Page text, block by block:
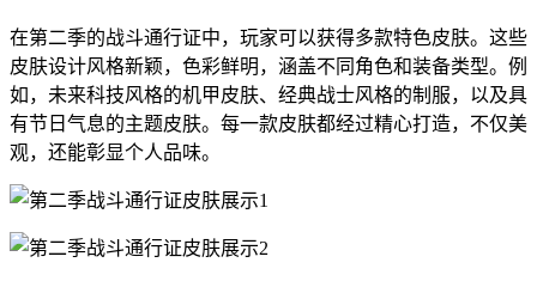
在第二季的战斗通行证中，玩家可以获得多款特色皮肤。这些
皮肤设计风格新颖，色彩鲜明，涵盖不同角色和装备类型。例
如，未来科技风格的机甲皮肤、经典战士风格的制服，以及具
有节日气息的主题皮肤。每一款皮肤都经过精心打造，不仅美
观，还能彰显个人品味。